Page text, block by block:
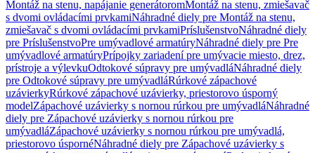
Montáž na stenu, napájanie generátoromMontáž na stenu, zmiešavač
s dvomi ovládacími prvkamiNáhradné diely pre Montáž na stenu,
zmiešavač s dvomi ovládacími prvkamiPríslušenstvoNáhradné diely
pre PríslušenstvoPre umývadlové armatúryNáhradné diely pre Pre
umývadlové armatúryPrípojky zariadení pre umývacie miesto, drez,
prístroje a výlevkuOdtokové súpravy pre umývadláNáhradné diely
pre Odtokové súpravy pre umývadláRúrkové zápachové
uzávierkyRúrkové zápachové uzávierky, priestorovo úsporný
modelZápachové uzávierky s nornou rúrkou pre umývadláNáhradné
diely pre Zápachové uzávierky s nornou rúrkou pre
umývadláZápachové uzávierky s nornou rúrkou pre umývadlá,
priestorovo úspornéNáhradné diely pre Zápachové uzávierky s